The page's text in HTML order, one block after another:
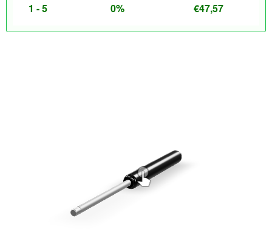
1 - 5 0% €47,57